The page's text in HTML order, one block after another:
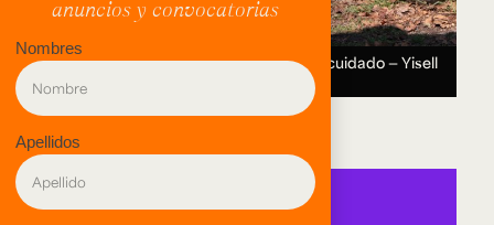
Entre el valle y la montaña: Recorridos del cuidado — Yisell
Tsoi.
12 AUG 2026 ― 11 SEP 2026.
evento